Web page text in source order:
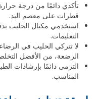
تأكدي دائمًا من درجة
قطرات على معصم اليد.
استخدمي مكيال الحليب
التعليمات.
لا تتركي الحليب في
الرضعة، من الأفضل
التزمي دائمًا بإرشادات
المناسب.